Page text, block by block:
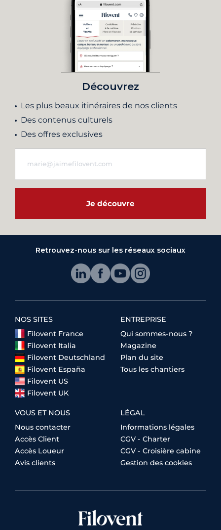
Découvrez
Les plus beaux itinéraires de nos clients
Des contenus culturels
Des offres exclusives
Je découvre
Retrouvez-nous sur les réseaux sociaux
NOS SITES
Filovent France
Filovent Italia
Filovent Deutschland
Filovent España
Filovent US
Filovent UK
ENTREPRISE
Qui sommes-nous ?
Magazine
Plan du site
Tous les chantiers
VOUS ET NOUS
Nous contacter
Accès Client
Accès Loueur
Avis clients
LÉGAL
Informations légales
CGV - Charter
CGV - Croisière cabine
Gestion des cookies